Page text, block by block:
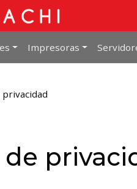
Impresoras